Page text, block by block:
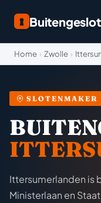
Home › Zwolle ›
Ittersumerlanden is
Ministerlaan en